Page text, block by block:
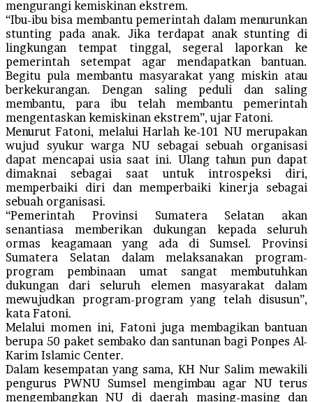
mengurangi kemiskinan ekstrem.
“Ibu-ibu bisa membantu pemerintah dalam menurunkan
stunting pada anak. Jika terdapat anak stunting di
lingkungan tempat tinggal, segeral laporkan ke
pemerintah setempat agar mendapatkan bantuan.
Begitu pula membantu masyarakat yang miskin atau
berkekurangan. Dengan saling peduli dan saling
membantu, para ibu telah membantu pemerintah
mengentaskan kemiskinan ekstrem”, ujar Fatoni.
Menurut Fatoni, melalui Harlah ke-101 NU merupakan
wujud syukur warga NU sebagai sebuah organisasi
dapat mencapai usia saat ini. Ulang tahun pun dapat
dimaknai sebagai saat untuk introspeksi diri,
memperbaiki diri dan memperbaiki kinerja sebagai
sebuah organisasi.
“Pemerintah Provinsi Sumatera Selatan akan
senantiasa memberikan dukungan kepada seluruh
ormas keagamaan yang ada di Sumsel. Provinsi
Sumatera Selatan dalam melaksanakan program-
program pembinaan umat sangat membutuhkan
dukungan dari seluruh elemen masyarakat dalam
mewujudkan program-program yang telah disusun”,
kata Fatoni.
Melalui momen ini, Fatoni juga membagikan bantuan
berupa 50 paket sembako dan santunan bagi Ponpes Al-
Karim Islamic Center.
Dalam kesempatan yang sama, KH Nur Salim mewakili
pengurus PWNU Sumsel mengimbau agar NU terus
mengembangkan NU di daerah masing-masing dan